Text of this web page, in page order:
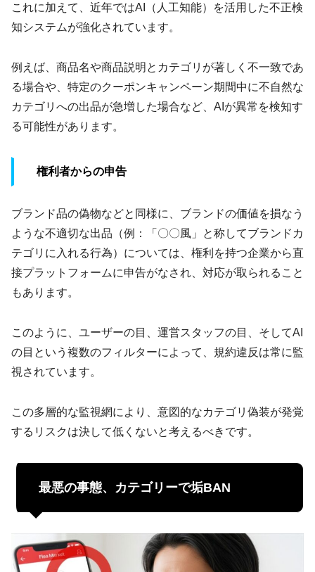
これに加えて、近年ではAI（人工知能）を活用した不正検
知システムが強化されています。
例えば、商品名や商品説明とカテゴリが著しく不一致であ
る場合や、特定のクーポンキャンペーン期間中に不自然な
カテゴリへの出品が急増した場合など、AIが異常を検知す
る可能性があります。
権利者からの申告
ブランド品の偽物などと同様に、ブランドの価値を損なう
ような不適切な出品（例：「〇〇風」と称してブランドカ
テゴリに入れる行為）については、権利を持つ企業から直
接プラットフォームに申告がなされ、対応が取られること
もあります。
このように、ユーザーの目、運営スタッフの目、そしてAI
の目という複数のフィルターによって、規約違反は常に監
視されています。
この多層的な監視網により、意図的なカテゴリ偽装が発覚
するリスクは決して低くないと考えるべきです。
最悪の事態、カテゴリーで垢BAN